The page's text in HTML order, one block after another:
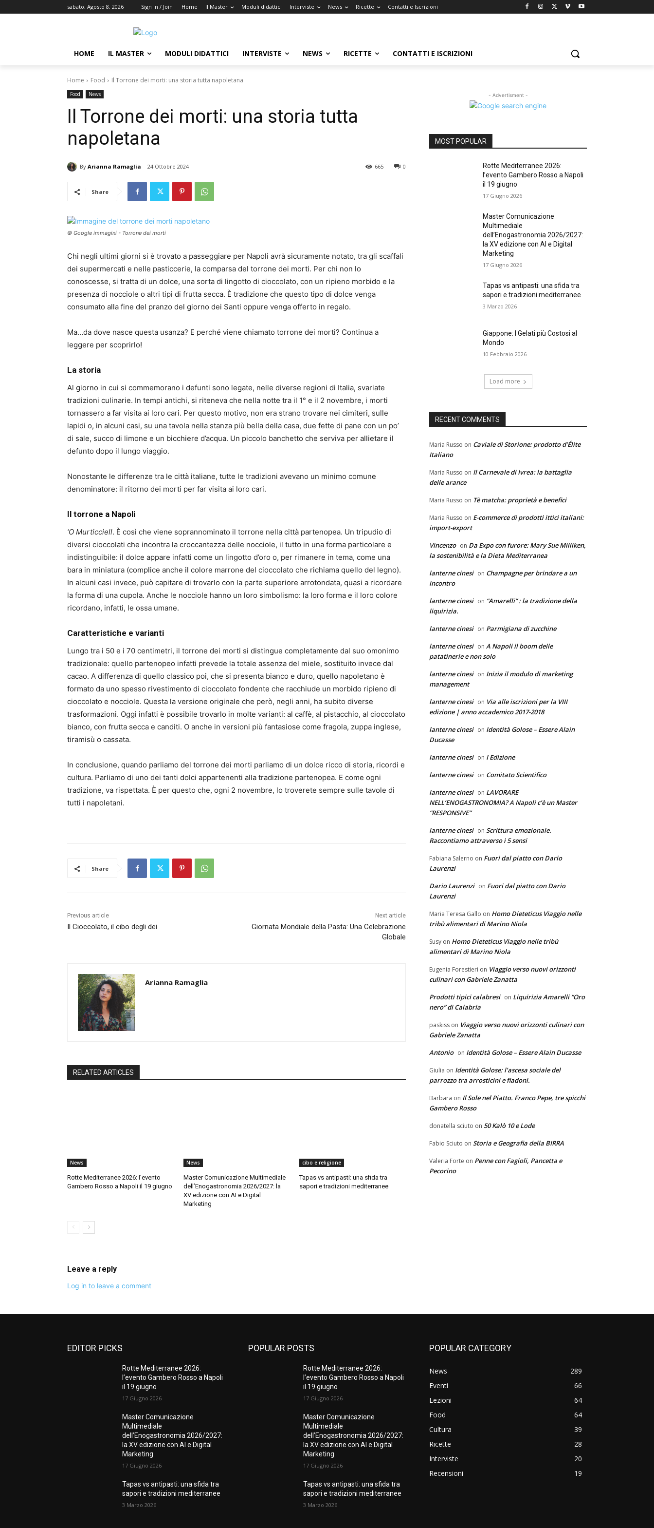
sabato, Agosto 8, 2026 Sign in / Join Home Il Master Moduli didattici Interviste News Ricette Contatti e Iscrizioni
HOME IL MASTER MODULI DIDATTICI INTERVISTE NEWS RICETTE CONTATTI E ISCRIZIONI
Home Food Il Torrone dei morti: una storia tutta napoletana
Food News
Il Torrone dei morti: una storia tutta
napoletana
By Arianna Ramaglia 24 Ottobre 2024 0
665
Share
© Google immagini - Torrone dei morti
Chi negli ultimi giorni si è trovato a passeggiare per Napoli avrà sicuramente notato, tra gli scaffali
dei supermercati e nelle pasticcerie, la comparsa del torrone dei morti. Per chi non lo
conoscesse, si tratta di un dolce, una sorta di lingotto di cioccolato, con un ripieno morbido e la
presenza di nocciole o altri tipi di frutta secca. È tradizione che questo tipo di dolce venga
consumato alla fine del pranzo del giorno dei Santi oppure venga offerto in regalo.
Ma…da dove nasce questa usanza? E perché viene chiamato torrone dei morti? Continua a
leggere per scoprirlo!
La storia
Al giorno in cui si commemorano i defunti sono legate, nelle diverse regioni di Italia, svariate
tradizioni culinarie. In tempi antichi, si riteneva che nella notte tra il 1° e il 2 novembre, i morti
tornassero a far visita ai loro cari. Per questo motivo, non era strano trovare nei cimiteri, sulle
lapidi o, in alcuni casi, su una tavola nella stanza più bella della casa, due fette di pane con un po’
di sale, succo di limone e un bicchiere d’acqua. Un piccolo banchetto che serviva per allietare il
defunto dopo il lungo viaggio.
Nonostante le differenze tra le città italiane, tutte le tradizioni avevano un minimo comune
denominatore: il ritorno dei morti per far visita ai loro cari.
Il torrone a Napoli
‘O Murticciell. È così che viene soprannominato il torrone nella città partenopea. Un tripudio di
diversi cioccolati che incontra la croccantezza delle nocciole, il tutto in una forma particolare e
indistinguibile: il dolce appare infatti come un lingotto d’oro o, per rimanere in tema, come una
bara in miniatura (complice anche il colore marrone del cioccolato che richiama quello del legno).
In alcuni casi invece, può capitare di trovarlo con la parte superiore arrotondata, quasi a ricordare
la forma di una cupola. Anche le nocciole hanno un loro simbolismo: la loro forma e il loro colore
ricordano, infatti, le ossa umane.
Caratteristiche e varianti
Lungo tra i 50 e i 70 centimetri, il torrone dei morti si distingue completamente dal suo omonimo
tradizionale: quello partenopeo infatti prevede la totale assenza del miele, sostituito invece dal
cacao. A differenza di quello classico poi, che si presenta bianco e duro, quello napoletano è
formato da uno spesso rivestimento di cioccolato fondente che racchiude un morbido ripieno di
cioccolato e nocciole. Questa la versione originale che però, negli anni, ha subito diverse
trasformazioni. Oggi infatti è possibile trovarlo in molte varianti: al caffè, al pistacchio, al cioccolato
bianco, con frutta secca e canditi. O anche in versioni più fantasiose come fragola, zuppa inglese,
tiramisù o cassata.
In conclusione, quando parliamo del torrone dei morti parliamo di un dolce ricco di storia, ricordi e
cultura. Parliamo di uno dei tanti dolci appartenenti alla tradizione partenopea. E come ogni
tradizione, va rispettata. È per questo che, ogni 2 novembre, lo troverete sempre sulle tavole di
tutti i napoletani.
Share
Previous article
Il Cioccolato, il cibo degli dei
Next article
Giornata Mondiale della Pasta: Una Celebrazione
Globale
Arianna Ramaglia
RELATED ARTICLES
News
Rotte Mediterranee 2026: l’evento
Gambero Rosso a Napoli il 19 giugno
News
Master Comunicazione Multimediale
dell’Enogastronomia 2026/2027: la
XV edizione con AI e Digital
Marketing
cibo e religione
Tapas vs antipasti: una sfida tra
sapori e tradizioni mediterranee
Leave a reply
Log in to leave a comment
- Advertisment -
MOST POPULAR
Rotte Mediterranee 2026:
l’evento Gambero Rosso a Napoli
il 19 giugno
17 Giugno 2026
Master Comunicazione
Multimediale
dell’Enogastronomia 2026/2027:
la XV edizione con AI e Digital
Marketing
17 Giugno 2026
Tapas vs antipasti: una sfida tra
sapori e tradizioni mediterranee
3 Marzo 2026
Giappone: I Gelati più Costosi al
Mondo
10 Febbraio 2026
Load more
RECENT COMMENTS
Maria Russo on Caviale di Storione: prodotto d’Élite
Italiano
Maria Russo on Il Carnevale di Ivrea: la battaglia
delle arance
Maria Russo on Tè matcha: proprietà e benefici
Maria Russo on E-commerce di prodotti ittici italiani:
import-export
Vincenzo on Da Expo con furore: Mary Sue Milliken,
la sostenibilità e la Dieta Mediterranea
lanterne cinesi on Champagne per brindare a un
incontro
lanterne cinesi on “Amarelli” : la tradizione della
liquirizia.
lanterne cinesi on Parmigiana di zucchine
lanterne cinesi on A Napoli il boom delle
patatinerie e non solo
lanterne cinesi on Inizia il modulo di marketing
management
lanterne cinesi on Via alle iscrizioni per la VIII
edizione | anno accademico 2017-2018
lanterne cinesi on Identità Golose – Essere Alain
Ducasse
lanterne cinesi on I Edizione
lanterne cinesi on Comitato Scientifico
lanterne cinesi on LAVORARE
NELL’ENOGASTRONOMIA? A Napoli c’è un Master
“RESPONSIVE”
lanterne cinesi on Scrittura emozionale.
Raccontiamo attraverso i 5 sensi
Fabiana Salerno on Fuori dal piatto con Dario
Laurenzi
Dario Laurenzi on Fuori dal piatto con Dario
Laurenzi
Maria Teresa Gallo on Homo Dieteticus Viaggio nelle
tribù alimentari di Marino Niola
Susy on Homo Dieteticus Viaggio nelle tribù
alimentari di Marino Niola
Eugenia Forestieri on Viaggio verso nuovi orizzonti
culinari con Gabriele Zanatta
Prodotti tipici calabresi on Liquirizia Amarelli “Oro
nero” di Calabria
paskiss on Viaggio verso nuovi orizzonti culinari con
Gabriele Zanatta
Antonio on Identità Golose – Essere Alain Ducasse
Giulia on Identità Golose: l’ascesa sociale del
parrozzo tra arrosticini e fiadoni.
Barbara on Il Sole nel Piatto. Franco Pepe, tre spicchi
Gambero Rosso
donatella sciuto on 50 Kalò 10 e Lode
Fabio Sciuto on Storia e Geografia della BIRRA
Valeria Forte on Penne con Fagioli, Pancetta e
Pecorino
EDITOR PICKS
Rotte Mediterranee 2026:
l’evento Gambero Rosso a Napoli
il 19 giugno
17 Giugno 2026
Master Comunicazione
Multimediale
dell’Enogastronomia 2026/2027:
la XV edizione con AI e Digital
Marketing
17 Giugno 2026
Tapas vs antipasti: una sfida tra
sapori e tradizioni mediterranee
3 Marzo 2026
POPULAR POSTS
Rotte Mediterranee 2026:
l’evento Gambero Rosso a Napoli
il 19 giugno
17 Giugno 2026
Master Comunicazione
Multimediale
dell’Enogastronomia 2026/2027:
la XV edizione con AI e Digital
Marketing
17 Giugno 2026
Tapas vs antipasti: una sfida tra
sapori e tradizioni mediterranee
3 Marzo 2026
POPULAR CATEGORY
News
289
Eventi
66
Lezioni
64
Food
64
Cultura
39
Ricette
28
Interviste
20
Recensioni
19